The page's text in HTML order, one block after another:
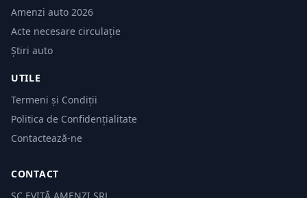
Amenzi auto 2026
Acte necesare circulație
Știri auto
UTILE
Termeni și Condiții
Politica de Confidențialitate
Contactează-ne
CONTACT